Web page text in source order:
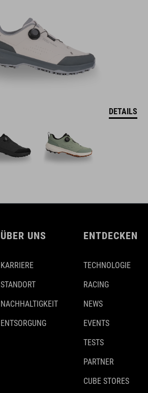
DETAILS
ÜBER UNS
KARRIERE
STANDORT
NACHHALTIGKEIT
ENTSORGUNG
ENTDECKEN
TECHNOLOGIE
RACING
NEWS
EVENTS
TESTS
PARTNER
CUBE STORES